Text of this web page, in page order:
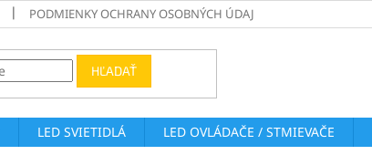
PODMIENKY OCHRANY OSOBNÝCH ÚDAJOV
HĽADAŤ
LED SVIETIDLÁ LED OVLÁDAČE / STMIEVAČE